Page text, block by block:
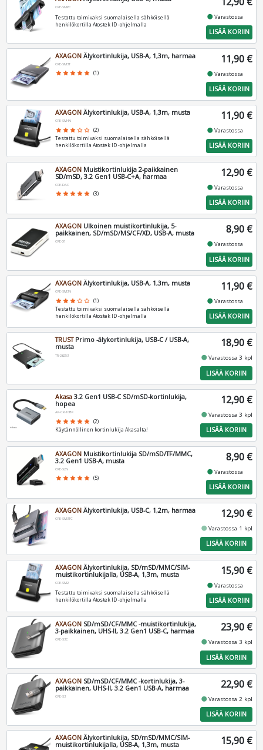
CRE-SMPC
Testattu toimivaksi suomalaisella sähköisellä
henkilökortilla Atostek ID -ohjelmalla
fiber_manual_recordVarastossa
LISÄÄ KORIIN
AXAGON Älykortinlukija, USB-A, 1,3m, harmaa
CRE-SM3T
star star star star star (1)
11,90 €
fiber_manual_recordVarastossa
LISÄÄ KORIIN
AXAGON Älykortinlukija, USB-A, 1,3m, musta
CRE-SM4N
star star star star_border star_border (2)
Testattu toimivaksi suomalaisella sähköisellä
henkilökortilla Atostek ID -ohjelmalla
11,90 €
fiber_manual_recordVarastossa
LISÄÄ KORIIN
AXAGON Muistikortinlukija 2-paikkainen
SD/mSD, 3.2 Gen1 USB-C+A, harmaa
CRE-DAC
star star star star star (3)
12,90 €
fiber_manual_recordVarastossa
LISÄÄ KORIIN
AXAGON Ulkoinen muistikortinlukija, 5-
paikkainen, SD/mSD/MS/CF/XD, USB-A, musta
CRE-X1
8,90 €
fiber_manual_recordVarastossa
LISÄÄ KORIIN
AXAGON Älykortinlukija, USB-A, 1,3m, musta
CRE-SM3N
star star star star_border star_border (1)
Testattu toimivaksi suomalaisella sähköisellä
henkilökortilla Atostek ID -ohjelmalla
11,90 €
fiber_manual_recordVarastossa
LISÄÄ KORIIN
TRUSTPrimo -älykortinlukija, USB-C / USB-A,
musta
TR-26253
18,90 €
fiber_manual_recordVarastossa 3 kpl
LISÄÄ KORIIN
Akasa 3.2 Gen1 USB-C SD/mSD-kortinlukija,
hopea
AK-CR-10BK
star star star star star (2)
Käytännöllinen kortinlukija Akasalta!
12,90 €
fiber_manual_recordVarastossa 3 kpl
LISÄÄ KORIIN
AXAGON Muistikortinlukija SD/mSD/TF/MMC,
3.2 Gen1 USB-A, musta
CRE-S2N
star star star star star (5)
8,90 €
fiber_manual_recordVarastossa
LISÄÄ KORIIN
AXAGON Älykortinlukija, USB-C, 1,2m, harmaa
CRE-SM3TC 12,90 €
fiber_manual_recordVarastossa 1 kpl
LISÄÄ KORIIN
AXAGON Älykortinlukija, SD/mSD/MMC/SIM-
muistikortinlukijalla, USB-A, 1,3m, musta
CRE-SM2
Testattu toimivaksi suomalaisella sähköisellä
henkilökortilla Atostek ID -ohjelmalla
15,90 €
fiber_manual_recordVarastossa
LISÄÄ KORIIN
AXAGON SD/mSD/CF/MMC -muistikortinlukija,
3-paikkainen, UHS-II, 3.2 Gen1 USB-C, harmaa
CRE-S3C
23,90 €
fiber_manual_recordVarastossa 3 kpl
LISÄÄ KORIIN
AXAGON SD/mSD/CF/MMC -kortinlukija, 3-
paikkainen, UHS-II, 3.2 Gen1 USB-A, harmaa
CRE-S3
22,90 €
fiber_manual_recordVarastossa 2 kpl
LISÄÄ KORIIN
AXAGON Älykortinlukija, SD/mSD/MMC/SIM-
muistikortinlukijalla, USB-A, 1,3m, musta
15,90 €